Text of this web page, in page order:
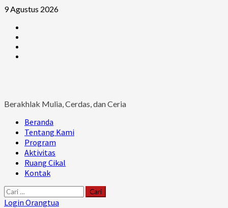
Skip
content
9 Agustus 2026
Berakhlak Mulia, Cerdas, dan Ceria
Primary
Menu
Beranda
Tentang Kami
Program
Aktivitas
Ruang Cikal
Kontak
Cari
untuk:
Login Orangtua